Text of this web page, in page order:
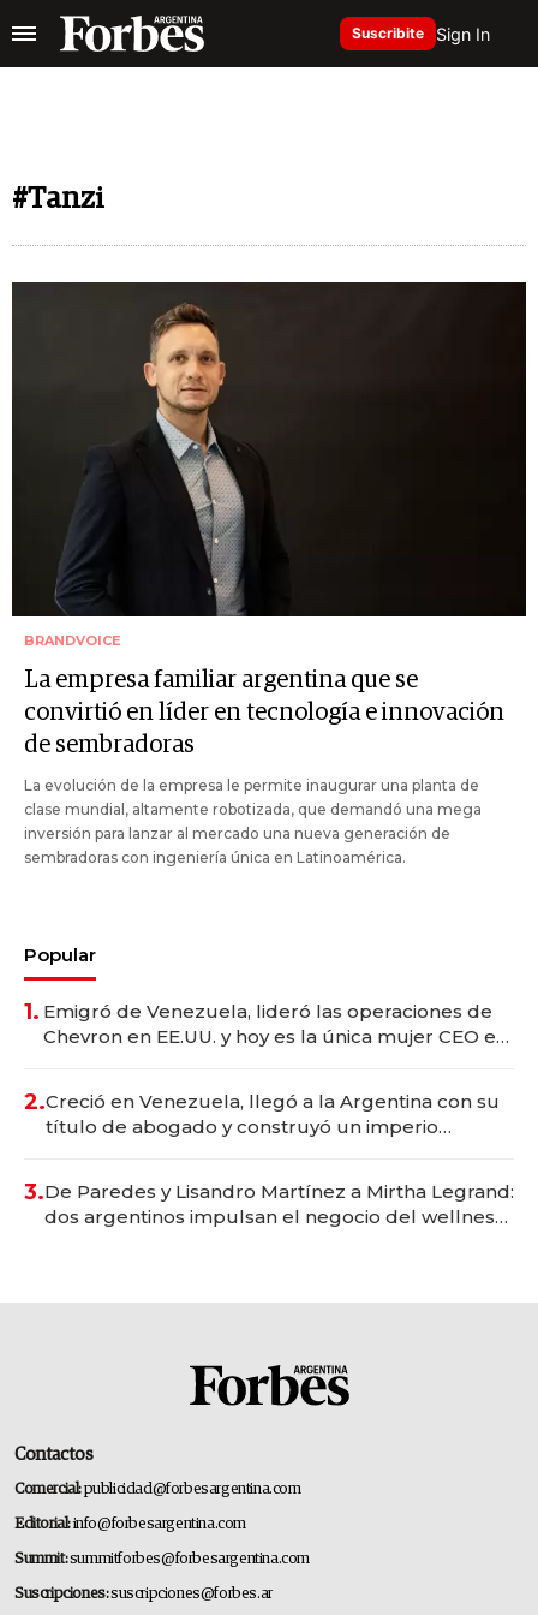
Suscribite Sign In
#Tanzi
BRANDVOICE
La empresa familiar argentina que se
convirtió en líder en tecnología e innovación
de sembradoras
La evolución de la empresa le permite inaugurar una planta de
clase mundial, altamente robotizada, que demandó una mega
inversión para lanzar al mercado una nueva generación de
sembradoras con ingeniería única en Latinoamérica.
Popular
1. Emigró de Venezuela, lideró las operaciones de
Chevron en EE.UU. y hoy es la única mujer CEO en
2.Creció en Venezuela, llegó a la Argentina con su
título de abogado y construyó un imperio
3.De Paredes y Lisandro Martínez a Mirtha Legrand:
dos argentinos impulsan el negocio del wellness
Contactos
Comercial:publicidad@forbesargentina.com
Editorial:info@forbesargentina.com
Summit:summitforbes@forbesargentina.com
Suscripciones:suscripciones@forbes.ar